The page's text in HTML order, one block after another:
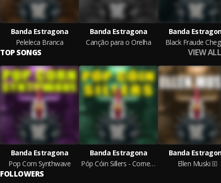
Banda Estragona
Peleleca Branca
Banda Estragona
Canção para o Orelha
Banda
Black Fraude
TOP SONGS VIEW ALL
Banda Estragona
Pop Corn Synthwave
Banda Estragona
Póp Cóin Sillers - Cornetê Sorvetê
Banda
Ellen Muski
FOLLOWERS